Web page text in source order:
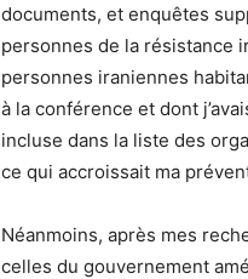
documents, et enquêtes
personnes de la résistance
personnes iraniennes
à la conférence et dont
incluse dans la liste des
ce qui accroissait ma
Néanmoins, après mes
celles du gouvernement